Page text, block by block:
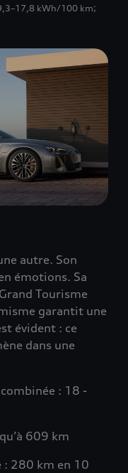
kWh/100 km;
autre. Son
émotions. Sa
Tourisme
garantit une
évident : ce
dans une
: 18 -
609 km
: 280 km en 10